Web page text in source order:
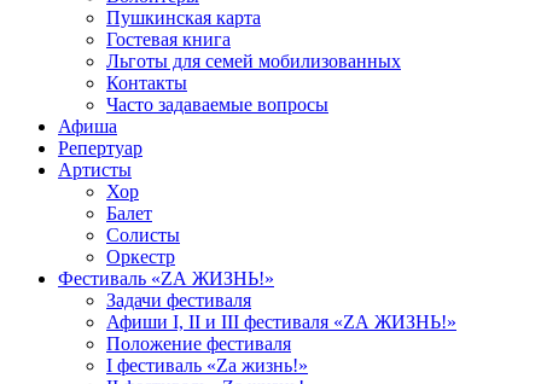
Пушкинская карта
Гостевая книга
Льготы для семей мобилизованных
Контакты
Часто задаваемые вопросы
Афиша
Репертуар
Артисты
Хор
Балет
Солисты
Оркестр
Фестиваль «ZА ЖИЗНЬ!»
Задачи фестиваля
Афиши I, II и III фестиваля «ZА ЖИЗНЬ!»
Положение фестиваля
I фестиваль «Zа жизнь!»